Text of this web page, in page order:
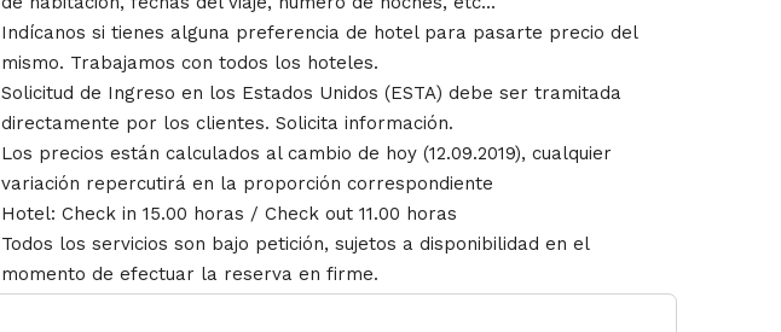
Indícanos si tienes alguna preferencia de hotel para pasarte precio del
mismo. Trabajamos con todos los hoteles.
Solicitud de Ingreso en los Estados Unidos (ESTA) debe ser tramitada
directamente por los clientes. Solicita información.
Los precios están calculados al cambio de hoy (12.09.2019), cualquier
variación repercutirá en la proporción correspondiente
Hotel: Check in 15.00 horas / Check out 11.00 horas
Todos los servicios son bajo petición, sujetos a disponibilidad en el
momento de efectuar la reserva en firme.